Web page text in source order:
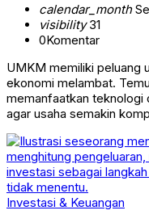
calendar_month
visibility31
0Komentar
UMKM memiliki peluang
ekonomi melambat.
memanfaatkan teknologi
agar usaha semakin
Investasi & Keuangan